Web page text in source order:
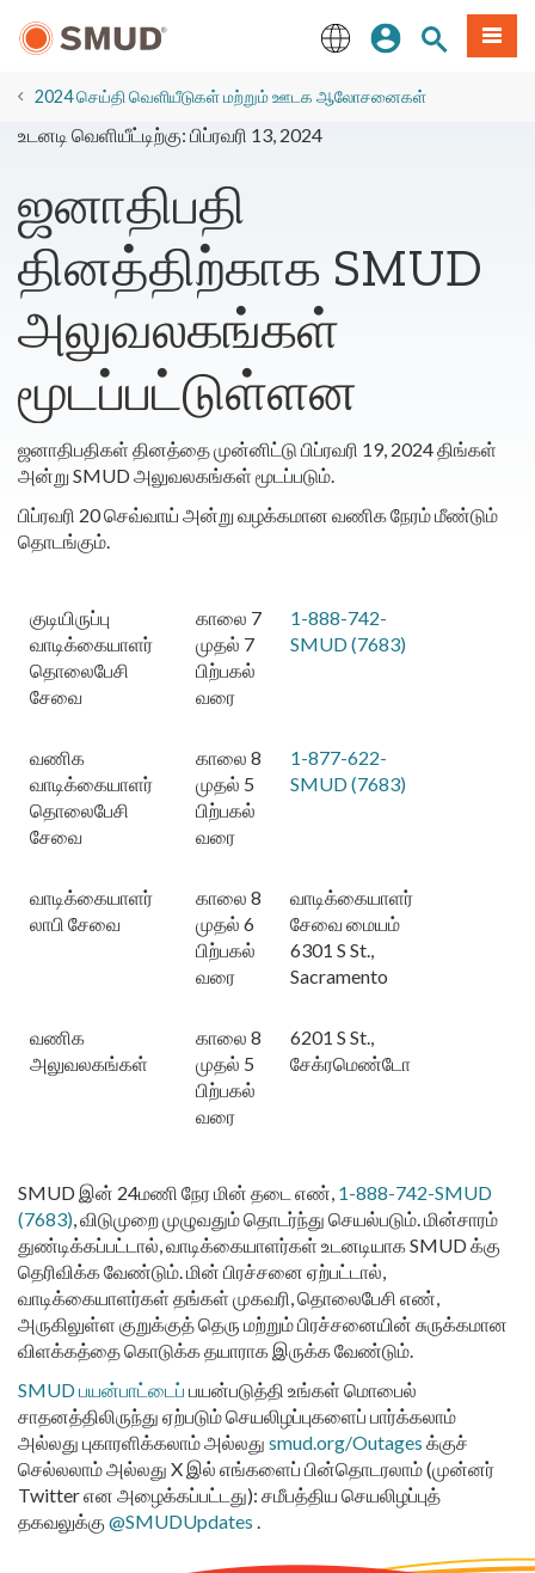
உள்ளடக்கத்திற்கு
உள்நுழையவும்
தளத் தேடல்
2024 செய்தி வெளியீடுகள் மற்றும் ஊடக ஆலோசனைகள்
உடனடி வெளியீட்டிற்கு: பிப்ரவரி 13, 2024
ஜனாதிபதி
தினத்திற்காக SMUD
அலுவலகங்கள்
மூடப்பட்டுள்ளன
ஜனாதிபதிகள் தினத்தை முன்னிட்டு பிப்ரவரி 19, 2024 திங்கள்
அன்று SMUD அலுவலகங்கள் மூடப்படும்.
பிப்ரவரி 20 செவ்வாய் அன்று வழக்கமான வணிக நேரம் மீண்டும்
தொடங்கும்.
குடியிருப்பு
வாடிக்கையாளர்
தொலைபேசி
சேவை
காலை 7
முதல் 7
பிற்பகல்
வரை
1-888-742-
SMUD (7683)
வணிக
வாடிக்கையாளர்
தொலைபேசி
சேவை
காலை 8
முதல் 5
பிற்பகல்
வரை
1-877-622-
SMUD (7683)
வாடிக்கையாளர்
லாபி சேவை
காலை 8
முதல் 6
பிற்பகல்
வரை
வாடிக்கையாளர்
சேவை மையம்
6301 S St.,
Sacramento
வணிக
அலுவலகங்கள்
காலை 8
முதல் 5
பிற்பகல்
வரை
6201 S St.,
சேக்ரமெண்டோ
SMUD இன் 24மணி நேர மின் தடை எண், 1-888-742-SMUD
(7683), விடுமுறை முழுவதும் தொடர்ந்து செயல்படும். மின்சாரம்
துண்டிக்கப்பட்டால், வாடிக்கையாளர்கள் உடனடியாக SMUD க்கு
தெரிவிக்க வேண்டும். மின் பிரச்சனை ஏற்பட்டால்,
வாடிக்கையாளர்கள் தங்கள் முகவரி, தொலைபேசி எண்,
அருகிலுள்ள குறுக்குத் தெரு மற்றும் பிரச்சனையின் சுருக்கமான
விளக்கத்தை கொடுக்க தயாராக இருக்க வேண்டும்.
SMUD பயன்பாட்டைப் பயன்படுத்தி உங்கள் மொபைல்
சாதனத்திலிருந்து ஏற்படும் செயலிழப்புகளைப் பார்க்கலாம்
அல்லது புகாரளிக்கலாம் அல்லது smud.org/Outages க்குச்
செல்லலாம் அல்லது X இல் எங்களைப் பின்தொடரலாம் (முன்னர்
Twitter என அழைக்கப்பட்டது): சமீபத்திய செயலிழப்புத்
தகவலுக்கு @SMUDUpdates .